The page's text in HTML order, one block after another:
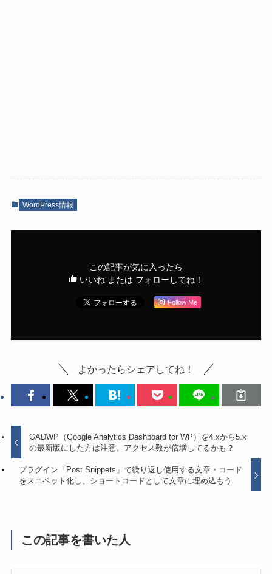
WordPress情報
この記事が気に入ったら
いいね または フォローしてね！
Follow Me
よかったらシェアしてね！
GADWP（Google Analytics Dashboard for WP）を4.xから5.x
の最新版にした方は注意。アクセス数が倍増してるかも？
プラグイン「Post Snippets」で繰り返し使用する文章・コード
をスニペット化し、ショートコードとして文章に埋め込もう
この記事を書いた人